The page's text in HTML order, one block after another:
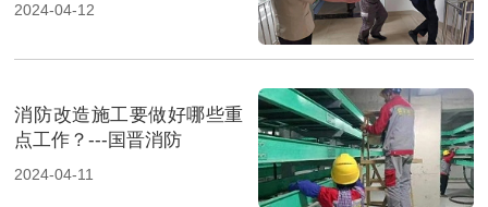
2024-04-12
消防改造施工要做好哪些重
点工作？---国晋消防
2024-04-11